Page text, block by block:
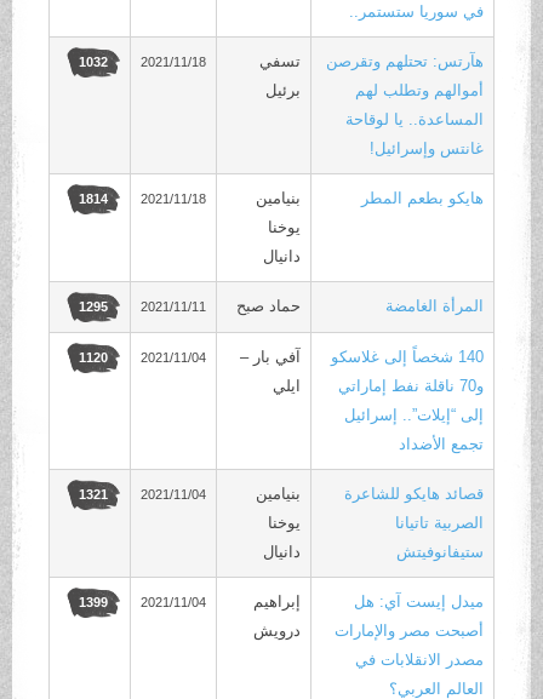
في سوريا ستستمر..
هآرتس: تحتلهم وتقرصن
أموالهم وتطلب لهم
المساعدة.. يا لوقاحة
غانتس وإسرائيل!
تسفي
برئيل
2021/11/18
1032
هايكو بطعم المطر
بنيامين
يوخنا
دانيال
2021/11/18
1814
المرأة الغامضة حماد صبح 2021/11/11
1295
140 شخصاً إلى غلاسكو
و70 ناقلة نفط إماراتي
إلى “إيلات”.. إسرائيل
تجمع الأضداد
آفي بار –
ايلي
2021/11/04
1120
قصائد هايكو للشاعرة
الصربية تاتيانا
ستيفانوفيتش
بنيامين
يوخنا
دانيال
2021/11/04
1321
ميدل إيست آي: هل
أصبحت مصر والإمارات
مصدر الانقلابات في
العالم العربي؟
إبراهيم
درويش
2021/11/04
1399